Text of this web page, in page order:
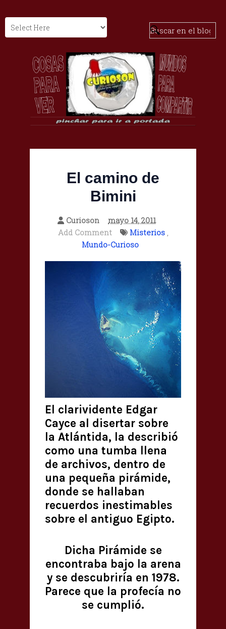
El camino de
Bimini
Curioson
mayo 14, 2011
Add Comment
Misterios,
Mundo-Curioso
El clarividente Edgar
Cayce al disertar sobre
la Atlántida, la describió
como una tumba llena
de archivos, dentro de
una pequeña pirámide,
donde se hallaban
recuerdos inestimables
sobre el antiguo Egipto.
Dicha Pirámide se
encontraba bajo la arena
y se descubriría en 1978.
Parece que la profecía no
se cumplió.